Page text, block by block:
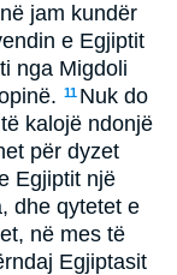
jam kundër
e Egjiptit
nga Migdoli
11 Nuk do
kalojë ndonjë
për dyzet
Egjiptit një
dhe qytetet e
në mes të
Egjiptasit